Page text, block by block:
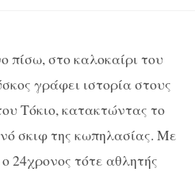
πίσω, στο καλοκαίρι του
γράφει ιστορία στους
Τόκιο, κατακτώντας το
σκιφ της κωπηλασίας. Με
24χρονος τότε αθλητής